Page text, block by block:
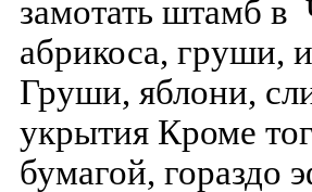
замотать штамб
абрикоса, груши,
Груши, яблони,
укрытия Кроме
бумагой, гораздо